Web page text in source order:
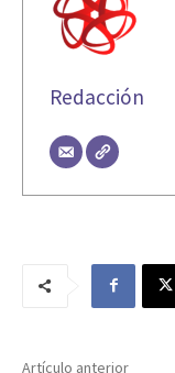
Redacción
Artículo anterior